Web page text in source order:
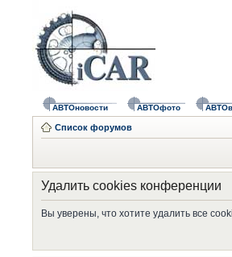
АВТОновости АВТОфото
Список форумов
Удалить cookies конференции
Вы уверены, что хотите удалить все